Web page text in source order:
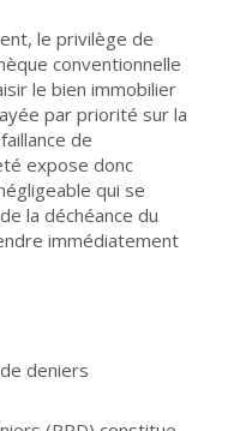
le privilège de
conventionnelle
le bien immobilier
par priorité sur la
de
expose donc
qui se
la déchéance du
immédiatement
deniers